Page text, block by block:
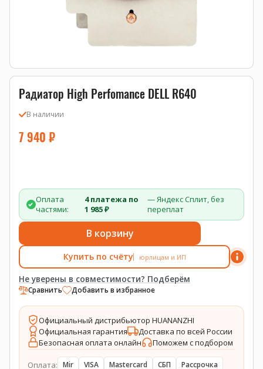
Радиатор High Perfomance DELL R640
В наличии
7 940 ₽
Оплата
частями:
4 платежа по
1 985 ₽
— Яндекс Сплит, без
переплат
В корзину
Купить по счёту юрлицам и ИП
Не уверены в совместимости? Подберём
Сравнить Добавить в избранное
Официальный дистрибьютор HUANANZHI
Официальная гарантия
Доставка по всей России
Безопасная оплата онлайн
Поможем с подбором
Оплата: Mir VISA Mastercard СБП Рассрочка